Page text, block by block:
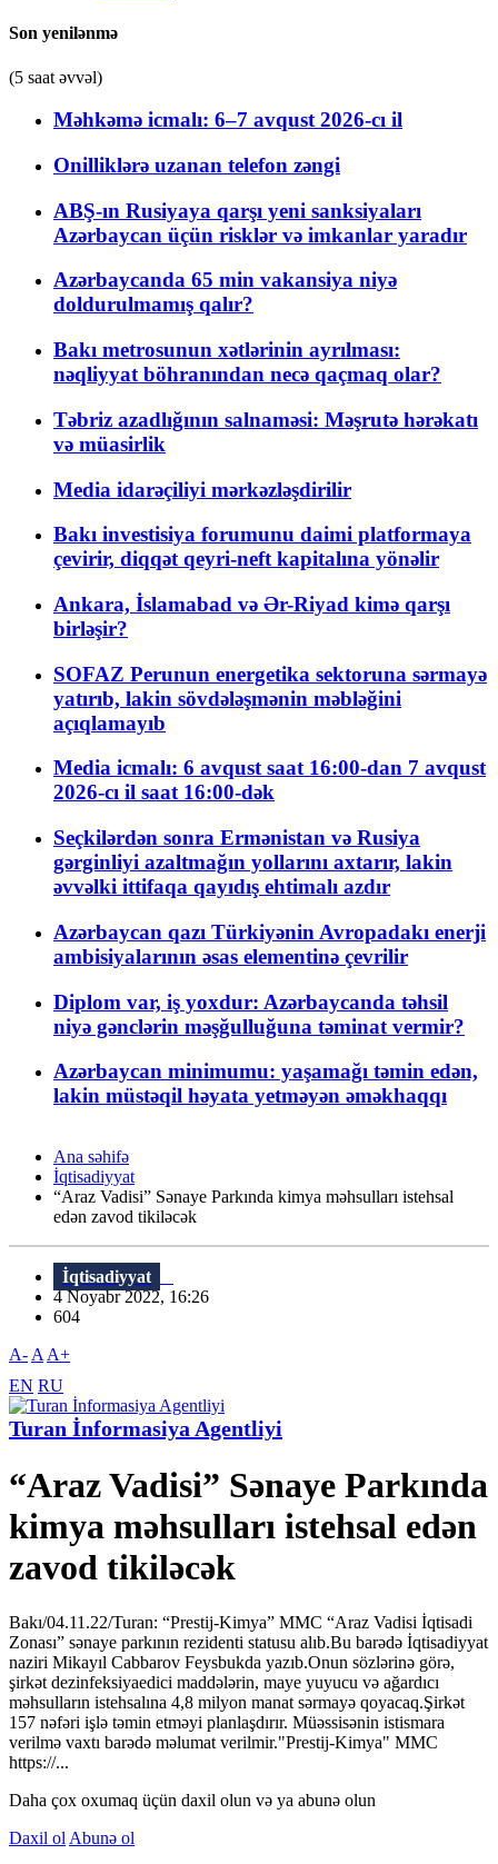
Son yenilənmə
(5 saat əvvəl)
Məhkəmə icmalı: 6–7 avqust 2026-cı il
Onilliklərə uzanan telefon zəngi
ABŞ-ın Rusiyaya qarşı yeni sanksiyaları
Azərbaycan üçün risklər və imkanlar yaradır
Azərbaycanda 65 min vakansiya niyə
doldurulmamış qalır?
Bakı metrosunun xətlərinin ayrılması:
nəqliyyat böhranından necə qaçmaq olar?
Təbriz azadlığının salnaməsi: Məşrutə hərəkatı
və müasirlik
Media idarəçiliyi mərkəzləşdirilir
Bakı investisiya forumunu daimi platformaya
çevirir, diqqət qeyri-neft kapitalına yönəlir
Ankara, İslamabad və Ər-Riyad kimə qarşı
birləşir?
SOFAZ Perunun energetika sektoruna sərmayə
yatırıb, lakin sövdələşmənin məbləğini
açıqlamayıb
Media icmalı: 6 avqust saat 16:00-dan 7 avqust
2026-cı il saat 16:00-dək
Seçkilərdən sonra Ermənistan və Rusiya
gərginliyi azaltmağın yollarını axtarır, lakin
əvvəlki ittifaqa qayıdış ehtimalı azdır
Azərbaycan qazı Türkiyənin Avropadakı enerji
ambisiyalarının əsas elementinə çevrilir
Diplom var, iş yoxdur: Azərbaycanda təhsil
niyə gənclərin məşğulluğuna təminat vermir?
Azərbaycan minimumu: yaşamağı təmin edən,
lakin müstəqil həyata yetməyən əməkhaqqı
Ana səhifə
İqtisadiyyat
“Araz Vadisi” Sənaye Parkında kimya məhsulları istehsal
edən zavod tikiləcək
İqtisadiyyat
4 Noyabr 2022, 16:26
604
A- A A+
EN RU
Turan İnformasiya Agentliyi
“Araz Vadisi” Sənaye Parkında
kimya məhsulları istehsal edən
zavod tikiləcək
Bakı/04.11.22/Turan: “Prestij-Kimya” MMC “Araz Vadisi İqtisadi
Zonası” sənaye parkının rezidenti statusu alıb.Bu barədə İqtisadiyyat
naziri Mikayıl Cabbarov Feysbukda yazıb.Onun sözlərinə görə,
şirkət dezinfeksiyaedici maddələrin, maye yuyucu və ağardıcı
məhsulların istehsalına 4,8 milyon manat sərmayə qoyacaq.Şirkət
157 nəfəri işlə təmin etməyi planlaşdırır. Müəssisənin istismara
verilmə vaxtı barədə məlumat verilmir."Prestij-Kimya" MMC
https://...
Daha çox oxumaq üçün daxil olun və ya abunə olun
Daxil ol Abunə ol